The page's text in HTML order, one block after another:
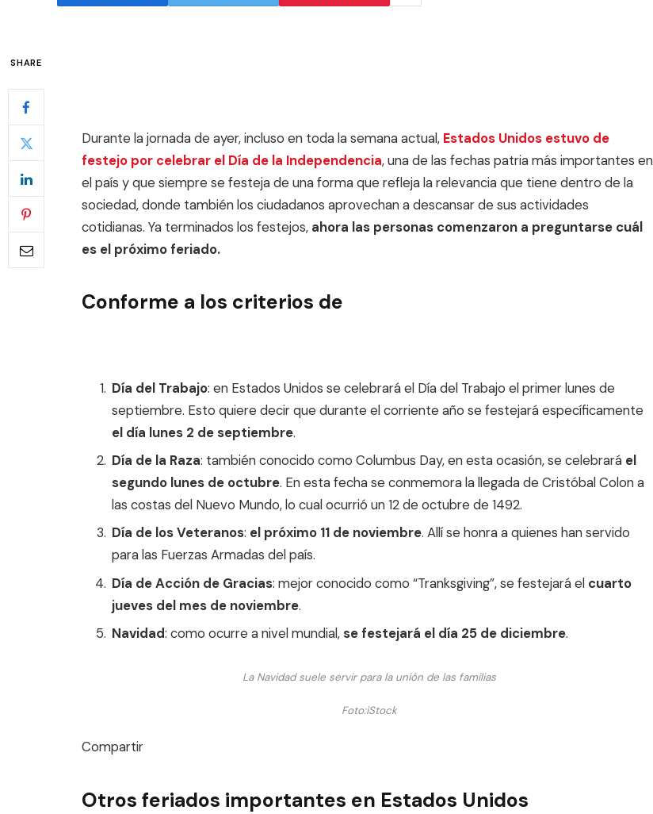
SHARE
Durante la jornada de ayer, incluso en toda la semana actual, Estados Unidos estuvo de
festejo por celebrar el Día de la Independencia, una de las fechas patria más importantes en
el país y que siempre se festeja de una forma que refleja la relevancia que tiene dentro de la
sociedad, donde también los ciudadanos aprovechan a descansar de sus actividades
cotidianas. Ya terminados los festejos, ahora las personas comenzaron a preguntarse cuál
es el próximo feriado.
Conforme a los criterios de
Día del Trabajo: en Estados Unidos se celebrará el Día del Trabajo el primer lunes de
septiembre. Esto quiere decir que durante el corriente año se festejará específicamente
el día lunes 2 de septiembre.
Día de la Raza: también conocido como Columbus Day, en esta ocasión, se celebrará el
segundo lunes de octubre. En esta fecha se conmemora la llegada de Cristóbal Colon a
las costas del Nuevo Mundo, lo cual ocurrió un 12 de octubre de 1492.
Día de los Veteranos: el próximo 11 de noviembre. Allí se honra a quienes han servido
para las Fuerzas Armadas del país.
Día de Acción de Gracias: mejor conocido como “Tranksgiving”, se festejará el cuarto
jueves del mes de noviembre.
Navidad: como ocurre a nivel mundial,se festejará el día 25 de diciembre.
La Navidad suele servir para la unión de las familias
Foto:iStock
Compartir
Otros feriados importantes en Estados Unidos